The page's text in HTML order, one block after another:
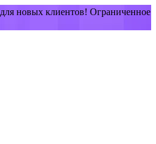
новых клиентов! Ограниченное